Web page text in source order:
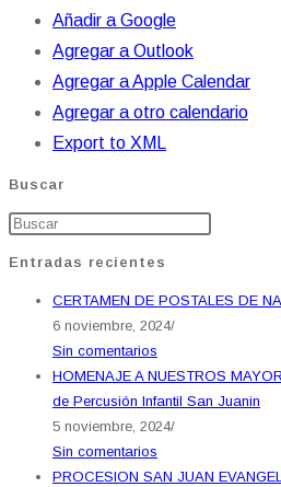
Añadir a Google
Agregar a Outlook
Agregar a Apple Calendar
Agregar a otro calendario
Export to XML
Buscar
Entradas recientes
CERTAMEN DE POSTALES DE
6 noviembre, 2024/
Sin comentarios
HOMENAJE A NUESTROS
de Percusión Infantil San Juanin
5 noviembre, 2024/
Sin comentarios
PROCESION SAN JUAN